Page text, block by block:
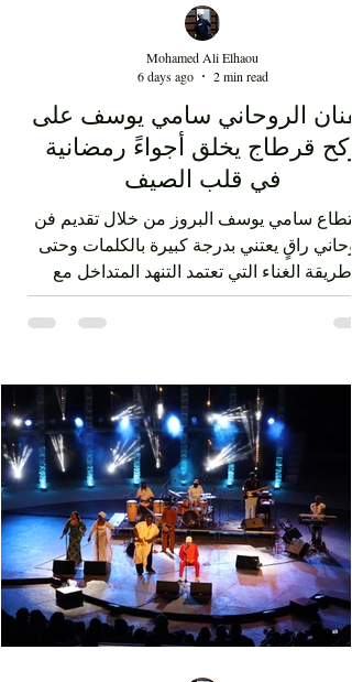
الروحاني سامي يوسف على
ركح قرطاج يخلق أجواءً رمضانية
في قلب الصيف
سامي يوسف البروز من خلال تقديم فن
راقٍ يعتني بدرجة كبيرة بالكلمات وحتى
يوسف ليس متقوقعاً على الهوية الشرقية بل
صوتا منفتحا على العالمية من خلال عناصر
الذين جاؤوا من مشارب وبلدان مختلفة،
نذكر على سبيل المثال مغنياً من إسبانيا 'إسرا
وعازفاً من الصين وعازفي قيثار من فرنسا.
من خلال النغمات التي تأخذ بعداً وتوزيعاً
في بعض ردهات العرض وقد أبدع في هذه
النغما
Mohamed Ali Elhaou
6 days ago
2 min read